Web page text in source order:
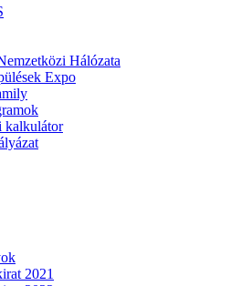
Hálózata
Expo
kalkulátor
2021